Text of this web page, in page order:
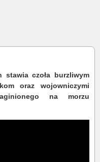
stawia czoła burzliwym
oraz wojowniczymi
na morzu